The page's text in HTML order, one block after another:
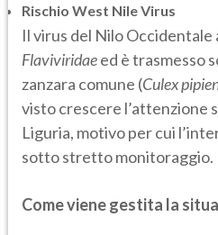
Rischio West Nile Virus
Il virus del Nilo Occidentale
Flaviviridaeed è trasmesso
zanzara comune (Culex
visto crescere l’attenzione
Liguria, motivo per cui
sotto stretto monitoraggio.
Come viene gestita la